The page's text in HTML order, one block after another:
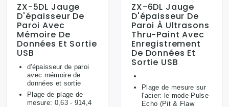
ZX-5DL Jauge
D'épaisseur De
Paroi Avec
Mémoire De
Données Et Sortie
USB
d'épaisseur de paroi
avec mémoire de
données et sortie
Plage de plage de
mesure: 0,63 - 914,4
ZX-6DL Jauge
D'épaisseur De
Paroi À Ultrasons
Thru-Paint Avec
Enregistrement
De Données Et
Sortie USB
Plage de mesure sur
l'acier: le mode Pulse-
Echo (Pit & Flaw